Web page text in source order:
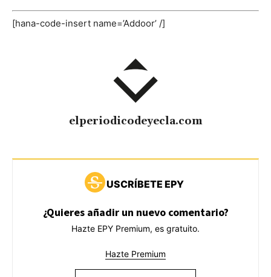
[hana-code-insert name=’Addoor’ /]
elperiodicodeyecla.com
USCRÍBETE EPY
¿Quieres añadir un nuevo comentario?
Hazte EPY Premium, es gratuito.
Hazte Premium